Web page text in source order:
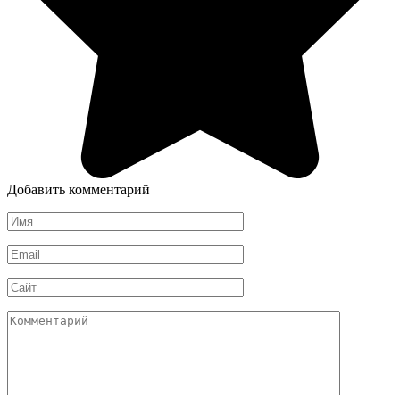
Добавить комментарий
Имя
*
Email
*
Сайт
Комментарий